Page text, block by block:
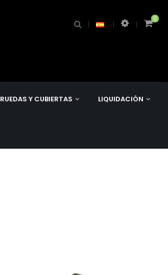
0
0
RUEDAS Y CUBIERTAS LIQUIDACIÓN